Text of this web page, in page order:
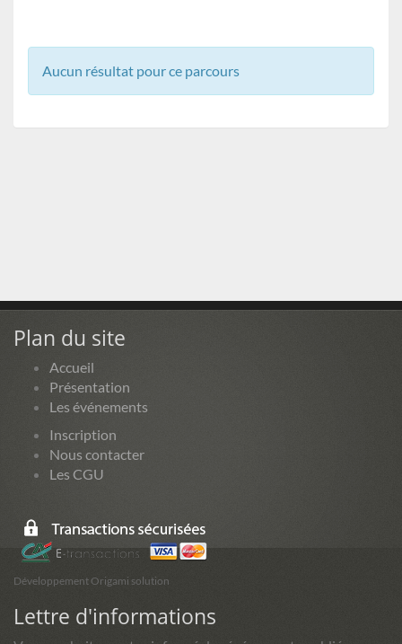
Aucun résultat pour ce parcours
Plan du site
Accueil
Présentation
Les événements
Inscription
Nous contacter
Les CGU
Développement Origami solution
Lettre d'informations